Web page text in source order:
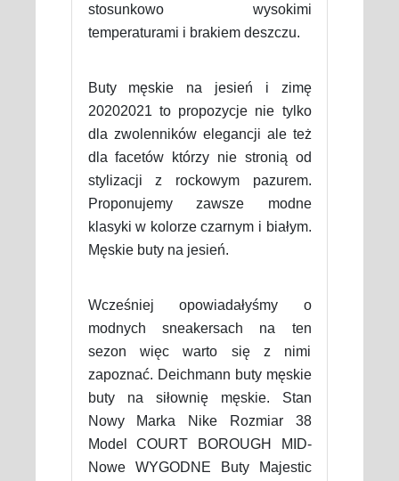
stosunkowo wysokimi
temperaturami i brakiem deszczu.
Buty męskie na jesień i zimę
20202021 to propozycje nie tylko
dla zwolenników elegancji ale też
dla facetów którzy nie stronią od
stylizacji z rockowym pazurem.
Proponujemy zawsze modne
klasyki w kolorze czarnym i białym.
Męskie buty na jesień.
Wcześniej opowiadałyśmy o
modnych sneakersach na ten
sezon więc warto się z nimi
zapoznać. Deichmann buty męskie
buty na siłownię męskie. Stan
Nowy Marka Nike Rozmiar 38
Model COURT BOROUGH MID-
Nowe WYGODNE Buty Majestic